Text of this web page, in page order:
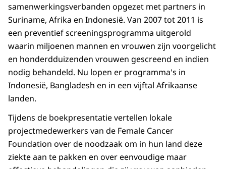
samenwerkingsverbanden opgezet met partners in
Suriname, Afrika en Indonesië. Van 2007 tot 2011 is
een preventief screeningsprogramma uitgerold
waarin miljoenen mannen en vrouwen zijn voorgelicht
en honderdduizenden vrouwen gescreend en indien
nodig behandeld. Nu lopen er programma's in
Indonesië, Bangladesh en in een vijftal Afrikaanse
landen.
Tijdens de boekpresentatie vertellen lokale
projectmedewerkers van de Female Cancer
Foundation over de noodzaak om in hun land deze
ziekte aan te pakken en over eenvoudige maar